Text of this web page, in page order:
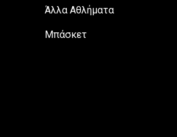
Άλλα Αθλήματα
Μπάσκετ